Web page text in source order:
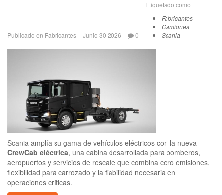
Publicado en Fabricantes Junio 30 2026 0
Etiquetado como
Fabricantes
Camiones
Scania
Scania amplía su gama de vehículos eléctricos con la nueva
CrewCab eléctrica, una cabina desarrollada para bomberos,
aeropuertos y servicios de rescate que combina cero emisiones,
flexibilidad para carrozado y la fiabilidad necesaria en
operaciones críticas.